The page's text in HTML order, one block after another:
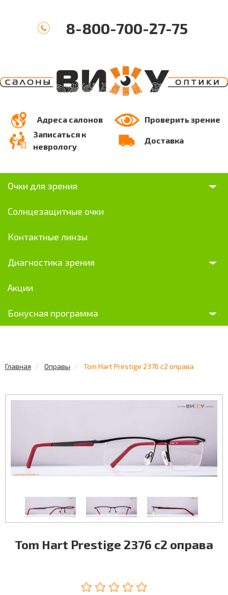
8-800-700-27-75
Адреса салонов
Проверить зрение
Записаться к
неврологу
Доставка
Очки для зрения
Солнцезащитные очки
Контактные линзы
Диагностика зрения
Акции
Бонусная программа
Главная Оправы Tom Hart Prestige 2376 c2 оправа
Tom Hart Prestige 2376 c2 оправа